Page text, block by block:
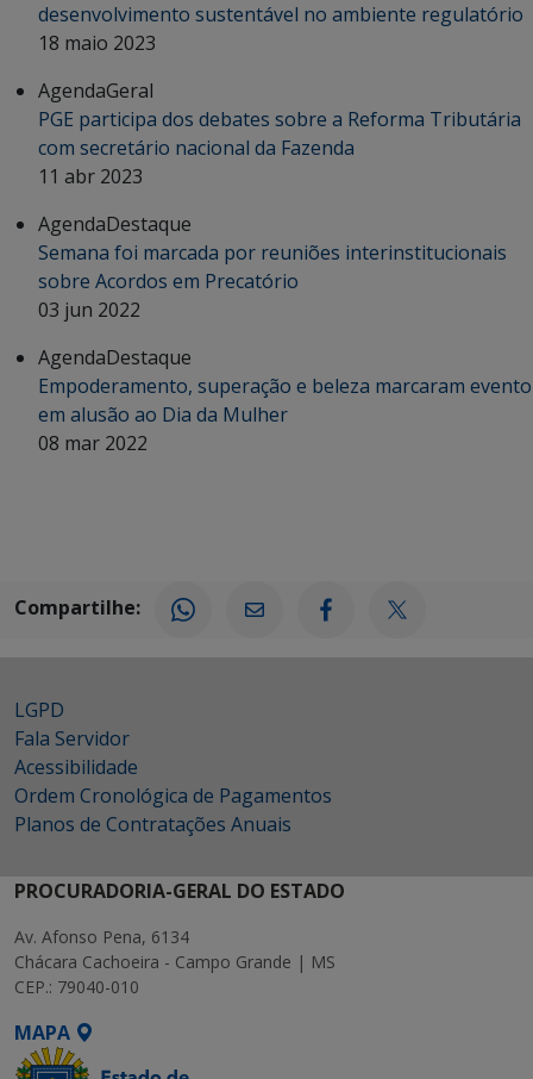
desenvolvimento sustentável no ambiente regulatório
18 maio 2023
AgendaGeral
PGE participa dos debates sobre a Reforma Tributária
com secretário nacional da Fazenda
11 abr 2023
AgendaDestaque
Semana foi marcada por reuniões interinstitucionais
sobre Acordos em Precatório
03 jun 2022
AgendaDestaque
Empoderamento, superação e beleza marcaram evento
em alusão ao Dia da Mulher
08 mar 2022
Compartilhe:
LGPD
Fala Servidor
Acessibilidade
Ordem Cronológica de Pagamentos
Planos de Contratações Anuais
PROCURADORIA-GERAL DO ESTADO
Av. Afonso Pena, 6134
Chácara Cachoeira - Campo Grande | MS
CEP.: 79040-010
MAPA